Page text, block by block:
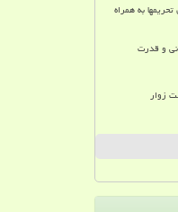
به همراه
و قدرت
زوار